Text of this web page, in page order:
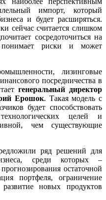
импорт, который
и будет расширяться.
сейчас считается слишком
сосредоточиться на
риски и может
лизинговые
посредничества в
генеральный директор
Ерошок. Такая модель с
будет способствовать
целей и
чем существующие
ряд решений для
среди которых –
остаточной
портфеля, ограничение
новых продуктов